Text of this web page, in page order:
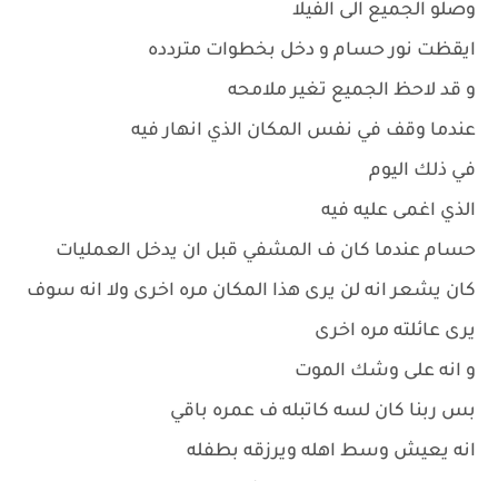
وصلو الجميع الى الفيلا
ايقظت نور حسام و دخل بخطوات متردده
و قد لاحظ الجميع تغير ملامحه
عندما وقف في نفس المكان الذي انهار فيه
في ذلك اليوم
الذي اغمى عليه فيه
حسام عندما كان ف المشفي قبل ان يدخل العمليات
كان يشعر انه لن يرى هذا المكان مره اخرى ولا انه سوف
يرى عائلته مره اخرى
و انه على وشك الموت
بس ربنا كان لسه كاتبله ف عمره باقي
انه يعيش وسط اهله ويرزقه بطفله